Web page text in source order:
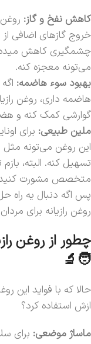
کاهش نفخ و گاز: روغن
خروج گازهای اضافی
چشمگیری کاهش
می‌تونه معجزه کنه.
بهبود سوء هاضمه:
هاضمه داری، روغن
گوارشی کمک کنه و
ملین طبیعی: برای
این روغن می‌تونه
تسهیل کنه. البته،
متخصص مشورت
پس اگه دنبال یه راه
روغن رازیانه برای
چطور از روغن
🧑‍🔬
حالا که با فواید این
ازش استفاده کرد؟
ماساژ موضعی: برای